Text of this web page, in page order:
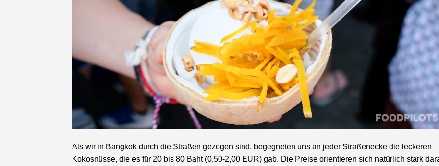
Als wir in Bangkok durch die Straßen gezogen sind, begegneten uns an jeder Straßenecke die leckeren
Kokosnüsse, die es für 20 bis 80 Baht (0,50-2,00 EUR) gab. Die Preise orientieren sich natürlich stark